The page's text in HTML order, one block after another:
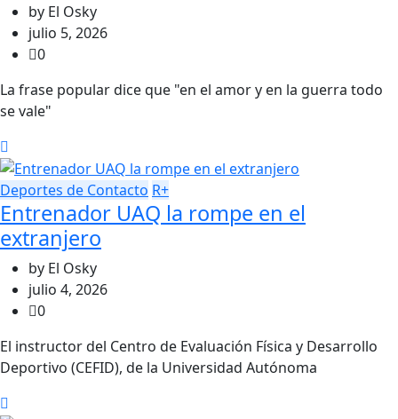
by El Osky
julio 5, 2026
0
La frase popular dice que "en el amor y en la guerra todo
se vale"
Deportes de Contacto R+
Entrenador UAQ la rompe en el
extranjero
by El Osky
julio 4, 2026
0
El instructor del Centro de Evaluación Física y Desarrollo
Deportivo (CEFID), de la Universidad Autónoma